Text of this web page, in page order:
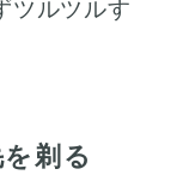
ツルツルす
剃る